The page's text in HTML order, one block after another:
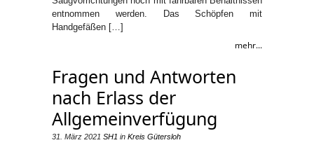
entnommen werden. Das Schöpfen mit
Handgefäßen […]
mehr...
Fragen und Antworten
nach Erlass der
Allgemeinverfügung
31. März 2021 SH1 in Kreis Gütersloh